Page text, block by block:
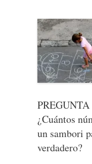
¿Cuántos
un sambori
verdadero?